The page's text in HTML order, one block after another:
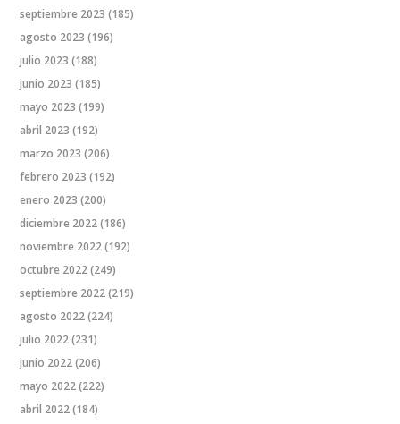
septiembre 2023 (185)
agosto 2023 (196)
julio 2023 (188)
junio 2023 (185)
mayo 2023 (199)
abril 2023 (192)
marzo 2023 (206)
febrero 2023 (192)
enero 2023 (200)
diciembre 2022(186)
noviembre 2022(192)
octubre 2022(249)
septiembre 2022(219)
agosto 2022(224)
julio 2022(231)
junio 2022(206)
mayo 2022(222)
abril 2022(184)